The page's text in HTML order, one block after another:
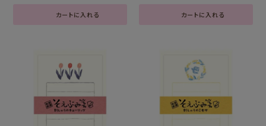
カートに入れる カートに入れる